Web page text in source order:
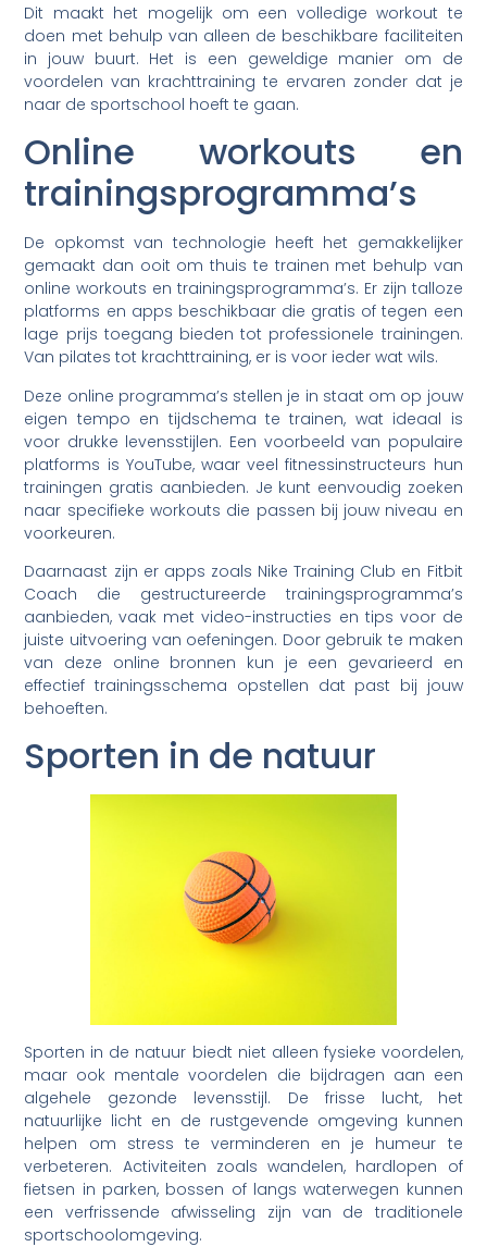
Dit maakt het mogelijk om een volledige workout te
doen met behulp van alleen de beschikbare faciliteiten
in jouw buurt. Het is een geweldige manier om de
voordelen van krachttraining te ervaren zonder dat je
naar de sportschool hoeft te gaan.
Online workouts en
trainingsprogramma’s
De opkomst van technologie heeft het gemakkelijker
gemaakt dan ooit om thuis te trainen met behulp van
online workouts en trainingsprogramma’s. Er zijn talloze
platforms en apps beschikbaar die gratis of tegen een
lage prijs toegang bieden tot professionele trainingen.
Van pilates tot krachttraining, er is voor ieder wat wils.
Deze online programma’s stellen je in staat om op jouw
eigen tempo en tijdschema te trainen, wat ideaal is
voor drukke levensstijlen. Een voorbeeld van populaire
platforms is YouTube, waar veel fitnessinstructeurs hun
trainingen gratis aanbieden. Je kunt eenvoudig zoeken
naar specifieke workouts die passen bij jouw niveau en
voorkeuren.
Daarnaast zijn er apps zoals Nike Training Club en Fitbit
Coach die gestructureerde trainingsprogramma’s
aanbieden, vaak met video-instructies en tips voor de
juiste uitvoering van oefeningen. Door gebruik te maken
van deze online bronnen kun je een gevarieerd en
effectief trainingsschema opstellen dat past bij jouw
behoeften.
Sporten in de natuur
Sporten in de natuur biedt niet alleen fysieke voordelen,
maar ook mentale voordelen die bijdragen aan een
algehele gezonde levensstijl. De frisse lucht, het
natuurlijke licht en de rustgevende omgeving kunnen
helpen om stress te verminderen en je humeur te
verbeteren. Activiteiten zoals wandelen, hardlopen of
fietsen in parken, bossen of langs waterwegen kunnen
een verfrissende afwisseling zijn van de traditionele
sportschoolomgeving.